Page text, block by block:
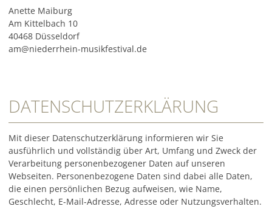
Anette Maiburg
Am Kittelbach 10
40468 Düsseldorf
am@niederrhein-musikfestival.de
DATENSCHUTZERKLÄRUNG
Mit dieser Datenschutzerklärung informieren wir Sie
ausführlich und vollständig über Art, Umfang und Zweck der
Verarbeitung personenbezogener Daten auf unseren
Webseiten. Personenbezogene Daten sind dabei alle Daten,
die einen persönlichen Bezug aufweisen, wie Name,
Geschlecht, E-Mail-Adresse, Adresse oder Nutzungsverhalten.